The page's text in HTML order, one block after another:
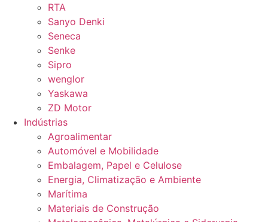
RTA
Sanyo Denki
Seneca
Senke
Sipro
wenglor
Yaskawa
ZD Motor
Indústrias
Agroalimentar
Automóvel e Mobilidade
Embalagem, Papel e Celulose
Energia, Climatização e Ambiente
Marítima
Materiais de Construção